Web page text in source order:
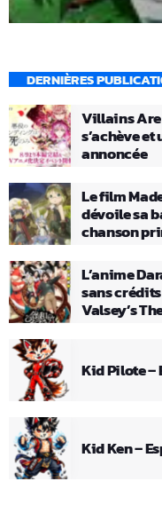
DERNIÈRES
Villains Are
s’achève
annoncée
Le film
dévoile sa
chanson
L’anime
sans
Valsey’s
Kid Pilote –
Kid Ken –